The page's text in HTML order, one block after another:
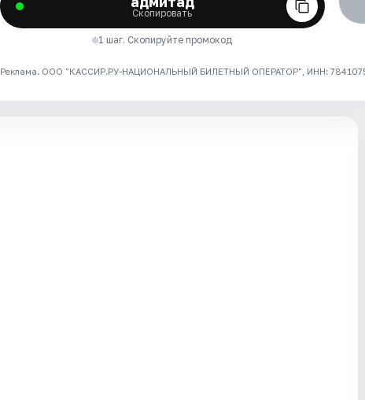
Скопировать
1 шаг. Скопируйте промокод
Реклама. ООО "КАССИР.РУ-НАЦИОНАЛЬНЫЙ БИЛЕТНЫЙ ОПЕРАТОР", ИНН: